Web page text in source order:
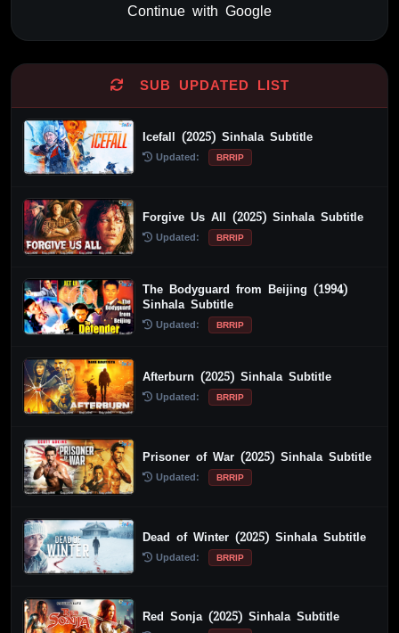
Continue with Google
SUB UPDATED LIST
Icefall (2025) Sinhala Subtitle
Updated: BRRIP
Forgive Us All (2025) Sinhala Subtitle
Updated: BRRIP
The Bodyguard from Beijing (1994)
Sinhala Subtitle
Updated: BRRIP
Afterburn (2025) Sinhala Subtitle
Updated: BRRIP
Prisoner of War (2025) Sinhala Subtitle
Updated: BRRIP
Dead of Winter (2025) Sinhala Subtitle
Updated: BRRIP
Red Sonja (2025) Sinhala Subtitle